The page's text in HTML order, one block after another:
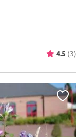
4.5 (3)